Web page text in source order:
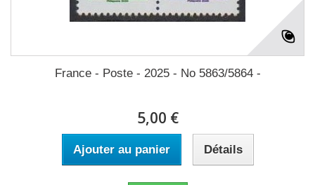
France - Poste - 2025 - No 5863/5864 -
5,00 €
Ajouter au panier Détails